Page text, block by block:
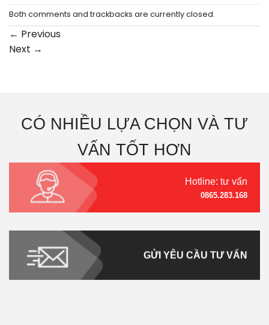
Both comments and trackbacks are currently closed.
← Previous
Next →
CÓ NHIỀU LỰA CHỌN VÀ TƯ
VẤN TỐT HƠN
Hotline: tư vấn
0865.283.168
GỬI YÊU CẦU TƯ VẤN